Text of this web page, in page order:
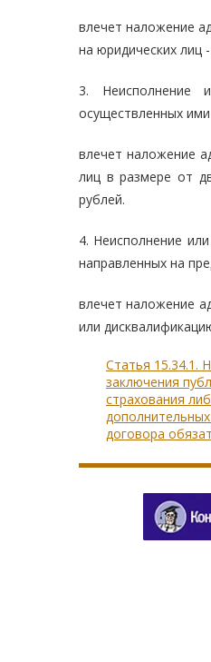
влечет наложение
на юридических лиц
3. Неисполнение
осуществленных
влечет наложение
лиц в размере от
рублей.
4. Неисполнение
направленных на
влечет наложение
или
Статья 15.34.1.
заключения
страхования
договора